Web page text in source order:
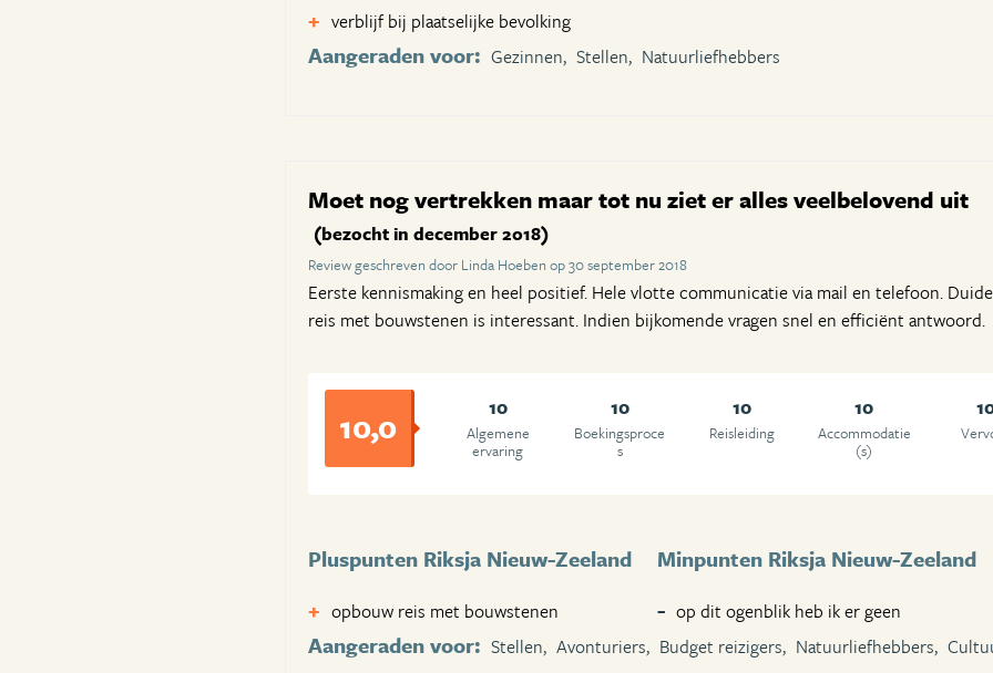
verblijf bij plaatselijke bevolking
Aangeraden voor: Gezinnen, Stellen, Natuurliefhebbers
Moet nog vertrekken maar tot nu ziet er alles veelbelovend uit
(bezocht in december 2018)
Review geschreven door Linda Hoeben op 30 september 2018
Eerste kennismaking en heel positief. Hele vlotte communicatie via mail en telefoon.
reis met bouwstenen is interessant. Indien bijkomende vragen snel en efficiënt antwoord.
10,0 10
Algemene
ervaring
10
Boekingsproce
s
10
Reisleiding
10
Accommodatie
(s)
Pluspunten Riksja Nieuw-Zeeland
opbouw reis met bouwstenen
Minpunten Riksja Nieuw-Zeeland
op dit ogenblik heb ik er geen
Aangeraden voor: Stellen, Avonturiers, Budget reizigers, Natuurliefhebbers,